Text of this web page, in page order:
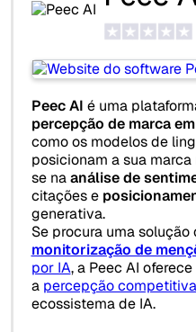
Peec AI é uma
percepção de marca
como os modelos de
posicionam a sua
se naanálise de
citações e
generativa.
Se procura uma
monitorização de
por IA, a Peec AI
a percepção competitiva
ecossistema de IA.